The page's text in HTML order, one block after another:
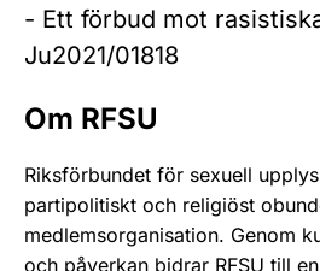
- Ett förbud mot
Ju2021/01818
Om RFSU
Riksförbundet för sexuell
partipolitiskt och religiöst
medlemsorganisation. Genom
och påverkan bidrar RFSU till